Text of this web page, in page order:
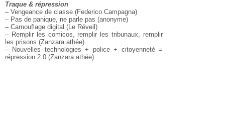
Traque & répression
– Vengeance de classe (Federico Campagna)
– Pas de panique, ne parle pas (anonyme)
– Camouflage digital (Le Réveil)
– Remplir les comicos, remplir les tribunaux, remplir
les prisons (Zanzara athée)
– Nouvelles technologies + police + citoyenneté =
répression 2.0 (Zanzara athée)